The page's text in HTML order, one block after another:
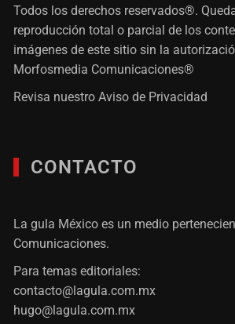
Todos los derechos reservados®.
reproducción total o parcial de los
imágenes de este sitio sin la
Morfosmedia Comunicaciones®
Revisa nuestroAviso de Privacidad
CONTACTO
La gula México es un medio
Comunicaciones.
Para temas editoriales:
contacto@lagula.com.mx
hugo@lagula.com.mx